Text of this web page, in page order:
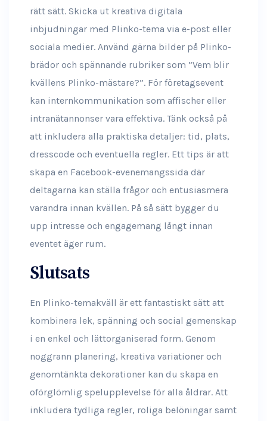
rätt sätt. Skicka ut kreativa digitala
inbjudningar med Plinko-tema via e-post eller
sociala medier. Använd gärna bilder på Plinko-
brädor och spännande rubriker som ”Vem blir
kvällens Plinko-mästare?”. För företagsevent
kan internkommunikation som affischer eller
intranätannonser vara effektiva. Tänk också på
att inkludera alla praktiska detaljer: tid, plats,
dresscode och eventuella regler. Ett tips är att
skapa en Facebook-evenemangssida där
deltagarna kan ställa frågor och entusiasmera
varandra innan kvällen. På så sätt bygger du
upp intresse och engagemang långt innan
eventet äger rum.
Slutsats
En Plinko-temakväll är ett fantastiskt sätt att
kombinera lek, spänning och social gemenskap
i en enkel och lättorganiserad form. Genom
noggrann planering, kreativa variationer och
genomtänkta dekorationer kan du skapa en
oförglömlig spelupplevelse för alla åldrar. Att
inkludera tydliga regler, roliga belöningar samt